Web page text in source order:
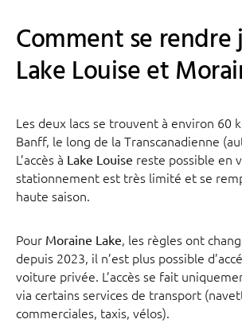
Comment se rendre
Lake Louise et
Les deux lacs se trouvent à environ 60
Banff, le long de la Transcanadienne
L’accès à Lake Louise reste possible en
stationnement est très limité et se
haute saison.
Pour Moraine Lake, les règles ont
depuis 2023, il n’est plus possible
voiture privée. L’accès se fait
via certains services de transport
commerciales, taxis, vélos).